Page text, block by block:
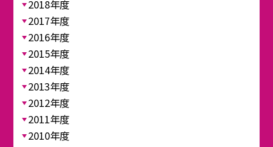
2018年度
2017年度
2016年度
2015年度
2014年度
2013年度
2012年度
2011年度
2010年度